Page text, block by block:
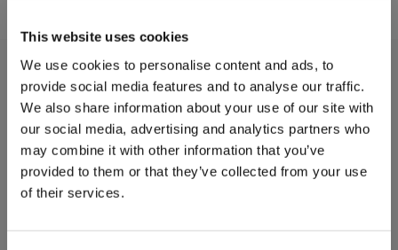
This website uses cookies
We use cookies to personalise content and ads, to
provide social media features and to analyse our traffic.
We also share information about your use of our site with
our social media, advertising and analytics partners who
may combine it with other information that you’ve
provided to them or that they’ve collected from your use
of their services.